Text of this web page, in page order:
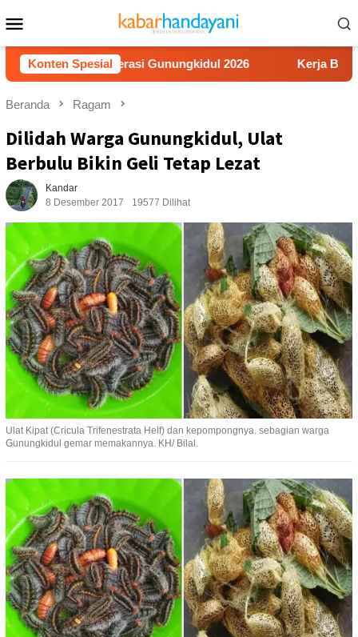
ke
kontenMobile
Konten Spesial
Literasi Gunungkidul 2026 Kerja Buruh Bangunan
Beranda Ragam
Dilidah Warga Gunungkidul, Ulat
Berbulu Bikin Geli Tetap Lezat
Kandar
8 Desember 2017
19577 Dilihat
Ulat Kipat (Cricula Trifenestrata Helf) dan kepompongnya. sebagian warga
Gunungkidul gemar memakannya. KH/ Bilal.